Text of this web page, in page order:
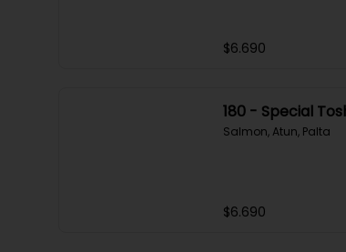
$6.690
180 - Special
Salmon, Atun, Palta
$6.690